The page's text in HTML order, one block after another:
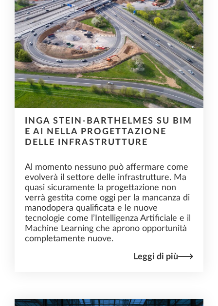
INGA STEIN-BARTHELMES SU BIM
E AI NELLA PROGETTAZIONE
DELLE INFRASTRUTTURE
Al momento nessuno può affermare come
evolverà il settore delle infrastrutture. Ma
quasi sicuramente la progettazione non
verrà gestita come oggi per la mancanza di
manodopera qualificata e le nuove
tecnologie come l’Intelligenza Artificiale e il
Machine Learning che aprono opportunità
completamente nuove.
Leggi di più